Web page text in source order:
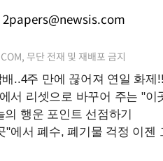
2papers@newsis.com
무단 전재 및 재배포 금지